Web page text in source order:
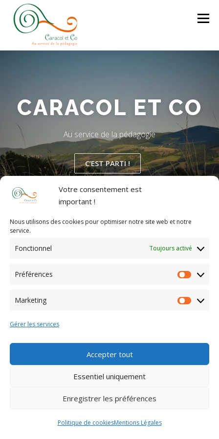
Votre consentement est
important !
Nous utilisons des cookies pour optimiser notre site web et notre
service.
Fonctionnel Toujours activé
Préférences
Marketing
Gérer les services
Accepter tout
Essentiel uniquement
Enregistrer les préférences
Politique de cookiesMentions Légales
contenu
Menu
CONCEPTION DE PROJETS JEU LIBRE
LA MALLE À COOPÉRER CONTACTEZ-NOUS
CARACOL ET CO
Au service de la pédagogie
C’EST PARTI !